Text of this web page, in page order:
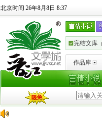
北京时间 26年8月8日 8:37
完结文库
作品库